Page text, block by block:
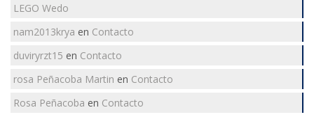
LEGO Wedo
nam2013krya en Contacto
duviryrzt15 en Contacto
rosa Peñacoba Martin en Contacto
Rosa Peñacoba en Contacto